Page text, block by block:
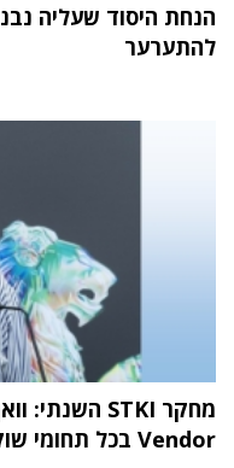
הנחת היסוד שעליה
להתערער
Vendor בכל תחומי שוק ה-IT